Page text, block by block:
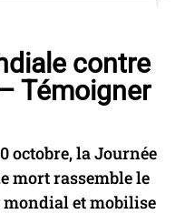
contre
Témoigner
octobre, la Journée
mort rassemble le
et mobilise